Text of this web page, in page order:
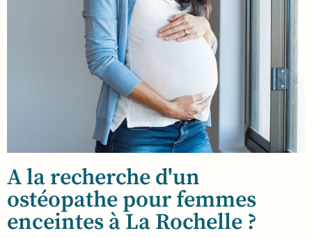
A la recherche d'un
ostéopathe pour femmes
enceintes à La Rochelle ?